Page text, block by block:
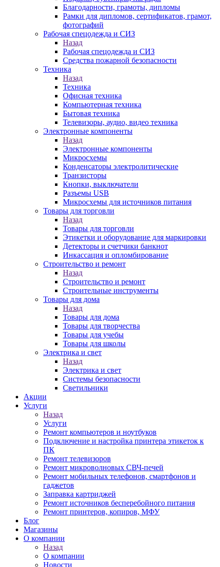
Благодарности, грамоты, дипломы
Рамки для дипломов, сертификатов, грамот,
фотографий
Рабочая спецодежда и СИЗ
Назад
Рабочая спецодежда и СИЗ
Средства пожарной безопасности
Техника
Назад
Техника
Офисная техника
Компьютерная техника
Бытовая техника
Телевизоры, аудио, видео техника
Электронные компоненты
Назад
Электронные компоненты
Микросхемы
Конденсаторы электролитические
Транзисторы
Кнопки, выключатели
Разъемы USB
Микросхемы для источников питания
Товары для торговли
Назад
Товары для торговли
Этикетки и оборудование для маркировки
Детекторы и счетчики банкнот
Инкассация и опломбирование
Строительство и ремонт
Назад
Строительство и ремонт
Строительные инструменты
Товары для дома
Назад
Товары для дома
Товары для творчества
Товары для учебы
Товары для школы
Электрика и свет
Назад
Электрика и свет
Системы безопасности
Светильники
Акции
Услуги
Назад
Услуги
Ремонт компьютеров и ноутбуков
Подключение и настройка принтера этикеток к
ПК
Ремонт телевизоров
Ремонт микроволновых СВЧ-печей
Ремонт мобильных телефонов, смартфонов и
гаджетов
Заправка картриджей
Ремонт источников бесперебойного питания
Ремонт принтеров, копиров, МФУ
Блог
Магазины
О компании
Назад
О компании
Новости